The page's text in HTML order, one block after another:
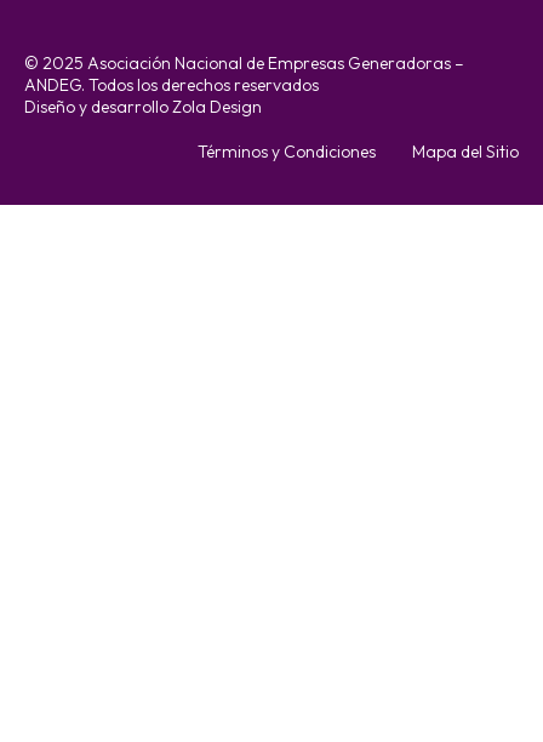
© 2025 Asociación Nacional de Empresas Generadoras –
ANDEG. Todos los derechos reservados
Diseño y desarrollo Zola Design
Términos y Condiciones Mapa del Sitio